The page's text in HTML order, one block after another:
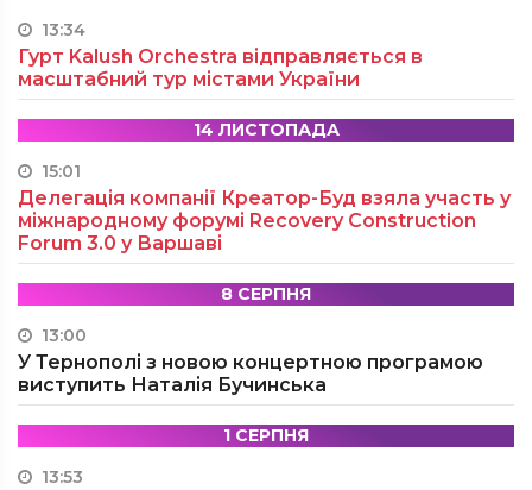
13:34
Гурт Kalush Orchestra відправляється в
масштабний тур містами України
14 ЛИСТОПАДА
15:01
Делегація компанії Креатор-Буд взяла участь у
міжнародному форумі Recovery Construction
Forum 3.0 у Варшаві
8 СЕРПНЯ
13:00
У Тернополі з новою концертною програмою
виступить Наталія Бучинська
1 СЕРПНЯ
13:53